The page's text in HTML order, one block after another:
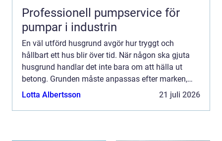
Professionell pumpservice för
pumpar i industrin
En väl utförd husgrund avgör hur tryggt och
hållbart ett hus blir över tid. När någon ska gjuta
husgrund handlar det inte bara om att hälla ut
betong. Grunden måste anpassas efter marken,
klimatet, belastningen från huset och de krav som
Lotta Albertsson 21 juli 2026